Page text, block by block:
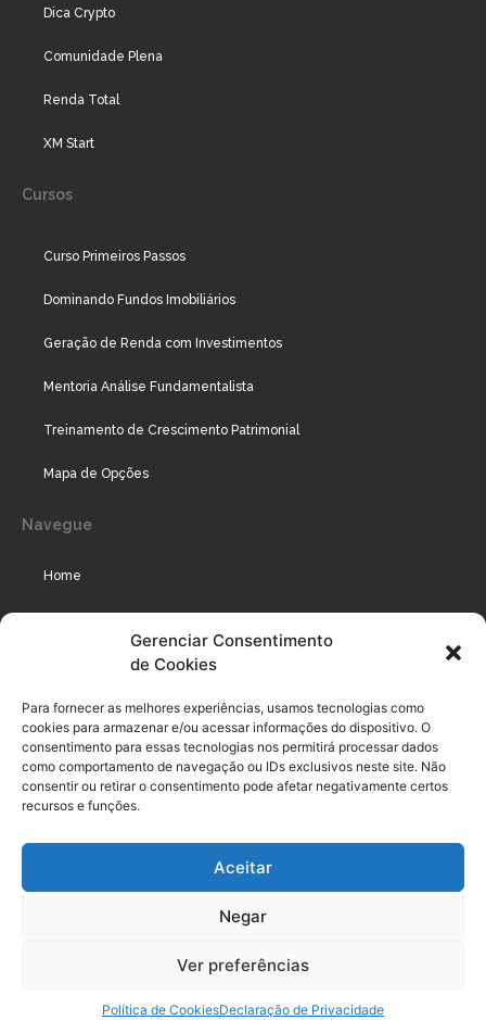
Gerenciar Consentimento
de Cookies
Para fornecer as melhores experiências, usamos tecnologias como
cookies para armazenar e/ou acessar informações do dispositivo. O
consentimento para essas tecnologias nos permitirá processar dados
como comportamento de navegação ou IDs exclusivos neste site. Não
consentir ou retirar o consentimento pode afetar negativamente certos
recursos e funções.
Aceitar
Negar
Ver preferências
Política de CookiesDeclaração de Privacidade
Dica Crypto
Comunidade Plena
Renda Total
XM Start
Cursos
Curso Primeiros Passos
Dominando Fundos Imobiliários
Geração de Renda com Investimentos
Mentoria Análise Fundamentalista
Treinamento de Crescimento Patrimonial
Mapa de Opções
Navegue
Home
Podcast
Legal
Termo de uso do usuário e assinante
Termos de Uso dos Cursos